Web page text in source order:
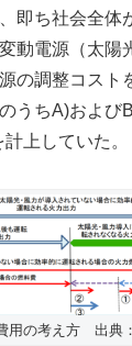
即ち社会全体
動電源（太陽
の調整コスト
うちA)および
上していた。
用の考え方 出典